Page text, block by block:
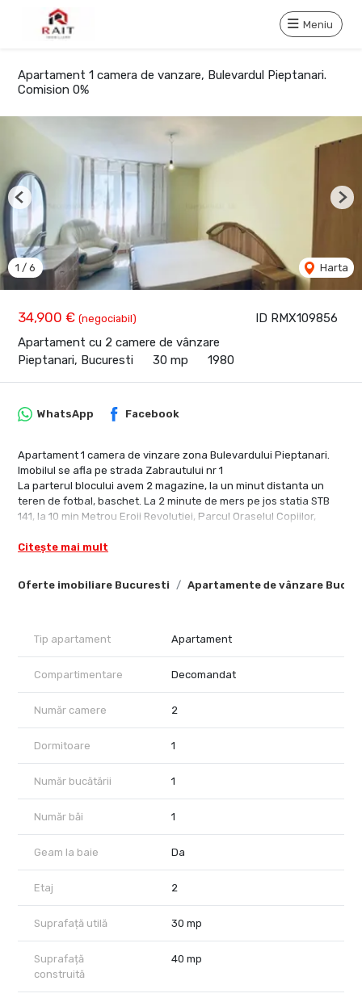
Meniu
Apartament 1 camera de vanzare, Bulevardul Pieptanari.
Comision 0%
ID RMX109856
34,900 € (negociabil)
Apartament cu 2 camere de vânzare
Pieptanari, Bucuresti
30 mp 1980
1 / 6 Harta
Previous
Oferte imobiliare Bucuresti Apartamente de vânzare
WhatsApp Facebook
Apartament 1 camera de vinzare zona Bulevardului Pieptanari.
Imobilul se afla pe strada Zabrautului nr 1
La parterul blocului avem 2 magazine, la un minut distanta un
teren de fotbal, baschet. La 2 minute de mers pe jos statia STB
141, la 10 min Metrou Eroii Revolutiei, Parcul Oraselul Copiilor,
Pentru mai multe detalii va rog sa ne contactati. Va asteptam cu
Citește mai mult
Tip apartament Apartament
Compartimentare Decomandat
Număr camere 2
Dormitoare 1
Număr bucătării 1
Număr băi 1
Geam la baie Da
Etaj 2
Suprafață utilă 30 mp
Suprafață
construită
40 mp